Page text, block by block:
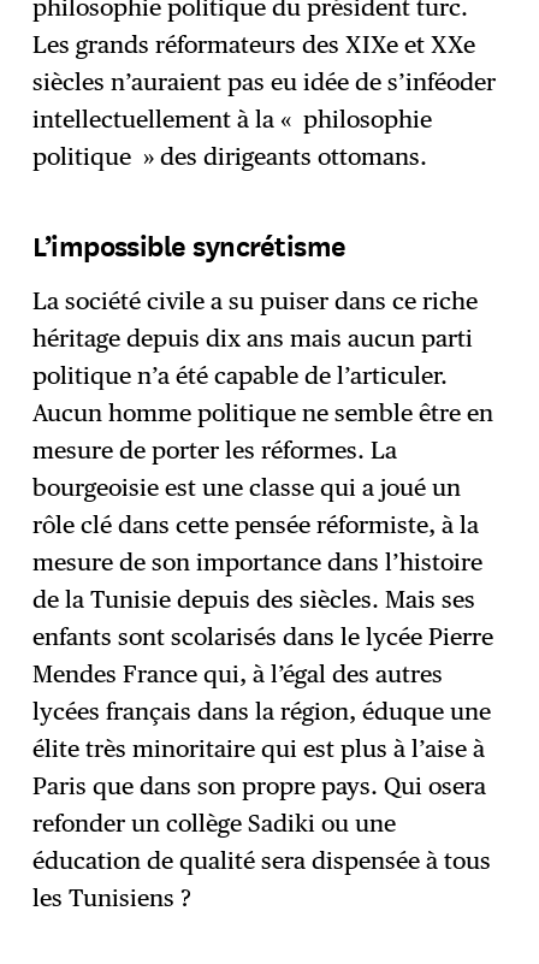
philosophie politique du président turc.
Les grands réformateurs des XIXe et XXe
siècles n’auraient pas eu idée de s’inféoder
intellectuellement à la « philosophie
politique » des dirigeants ottomans.
L’impossible syncrétisme
La société civile a su puiser dans ce riche
héritage depuis dix ans mais aucun parti
politique n’a été capable de l’articuler.
Aucun homme politique ne semble être en
mesure de porter les réformes. La
bourgeoisie est une classe qui a joué un
rôle clé dans cette pensée réformiste, à la
mesure de son importance dans l’histoire
de la Tunisie depuis des siècles. Mais ses
enfants sont scolarisés dans le lycée Pierre
Mendes France qui, à l’égal des autres
lycées français dans la région, éduque une
élite très minoritaire qui est plus à l’aise à
Paris que dans son propre pays. Qui osera
refonder un collège Sadiki ou une
éducation de qualité sera dispensée à tous
les Tunisiens ?